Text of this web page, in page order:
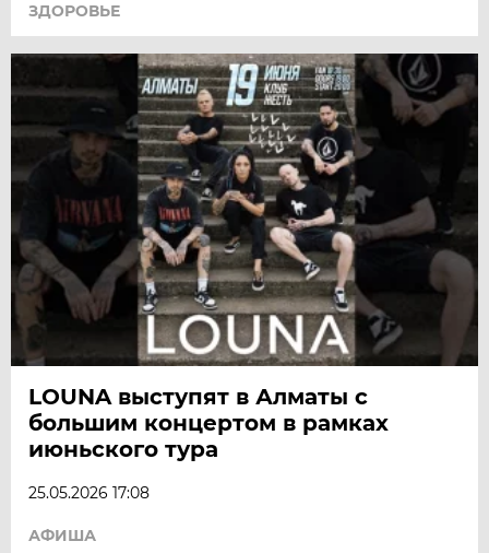
ЗДОРОВЬЕ
LOUNA выступят в Алматы с
большим концертом в рамках
июньского тура
25.05.2026 17:08
АФИША